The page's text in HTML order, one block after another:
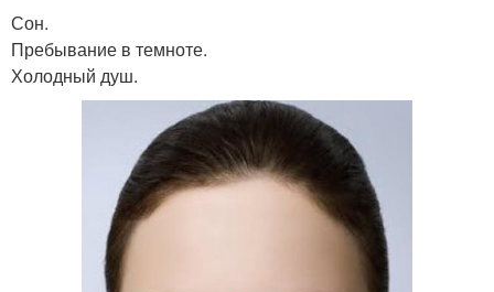
Сон.
Пребывание в темноте.
Холодный душ.